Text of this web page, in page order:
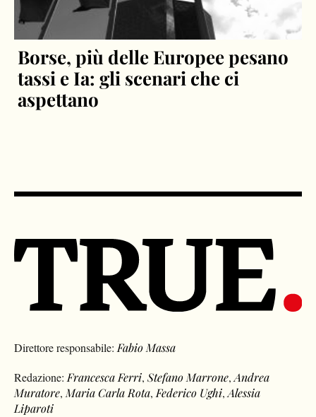
Borse, più delle Europee pesano
tassi e Ia: gli scenari che ci
aspettano
Direttore responsabile: Fabio Massa
Redazione: Francesca Ferri,Stefano Marrone,Andrea
Muratore, Maria Carla Rota, Federico Ughi,Alessia
Liparoti